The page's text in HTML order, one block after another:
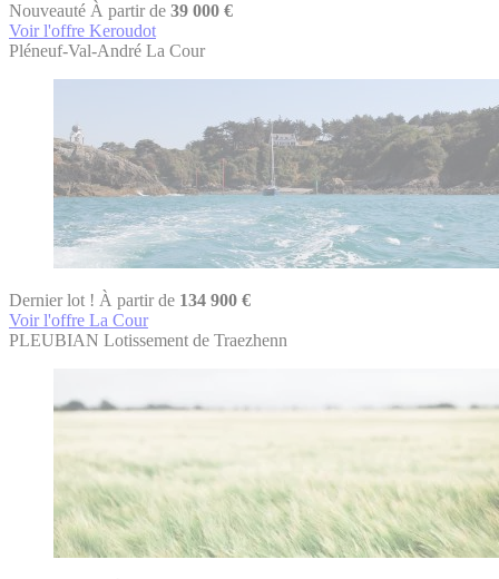
Nouveauté À partir de 39 000 €
Voir l'offre Keroudot
Pléneuf-Val-André La Cour
Dernier lot ! À partir de 134 900 €
Voir l'offre La Cour
PLEUBIAN Lotissement de Traezhenn